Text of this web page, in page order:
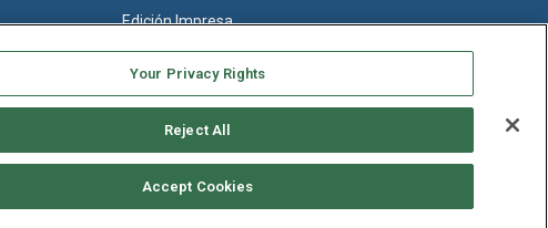
Edición Impresa
Your Privacy Rights
Reject All
Accept Cookies